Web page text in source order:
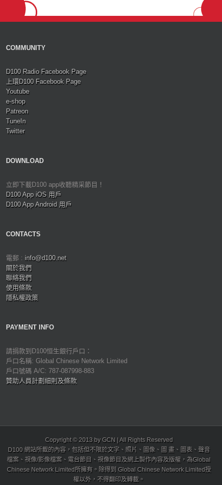
COMMUNITY
D100 Radio Facebook Page
上環D100 Facebook Page
Youtube
e-shop
Patreon
TuneIn
Twitter
DOWNLOAD
立即下載D100 app收聽精采節目！
D100 App iOS 用戶
D100 App Android 用戶
CONTACTS
電郵 : info@d100.net
關於我們
聯絡我們
使用條款
隱私權政策
PAYMENT INFO
請捐款到D100恒生銀行戶口：
戶口名稱: Global Chinese Network Limited
戶口號碼 A/C: 787-087998-883
贊助人員計劃細則及條款
Copyright © 2013 by GCN | All Rights Reserved
D100 網站所載的內容，包括但不限於文字、照片、圖像、圖 畫、圖表、聲音
檔案、視像/影像檔案、電台節目、視像節目及網上製作內容及版權，為Global
Chinese Network Limited所擁有。除得到 Global Chinese Network Limited授
權以外，不得翻印及轉載。